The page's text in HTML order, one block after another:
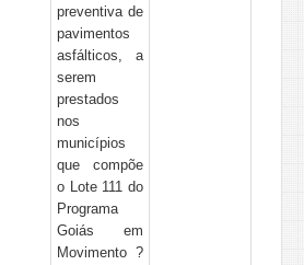
preventiva de
pavimentos
asfálticos, a
serem
prestados
nos
municípios
que compõe
o Lote 111 do
Programa
Goiás em
Movimento ?